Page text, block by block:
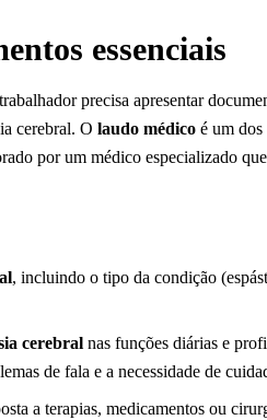
essenciais
precisa apresentar
cerebral. O laudo médico é um
por um médico especializado
, incluindo o tipo da condição
cerebral nas funções diárias e
de fala e a necessidade de
a terapias, medicamentos ou